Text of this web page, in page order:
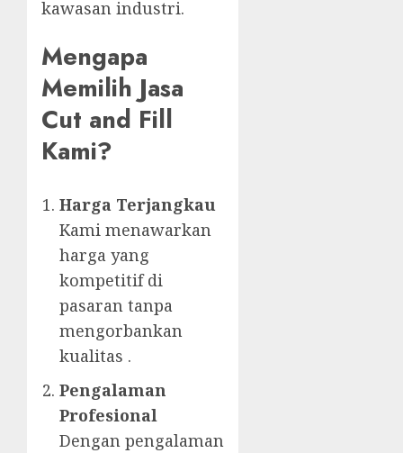
kawasan industri.
Mengapa
Memilih Jasa
Cut and Fill
Kami?
Harga Terjangkau
Kami menawarkan
harga yang
kompetitif di
pasaran tanpa
mengorbankan
kualitas .
Pengalaman
Profesional
Dengan pengalaman